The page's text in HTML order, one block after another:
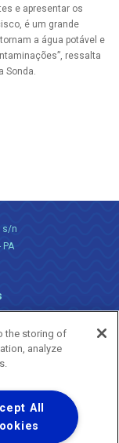
e apresentar os
é um grande
a água potável e
ressalta
Sonda.
s/n
Reservados.
the storing of
analyze
All